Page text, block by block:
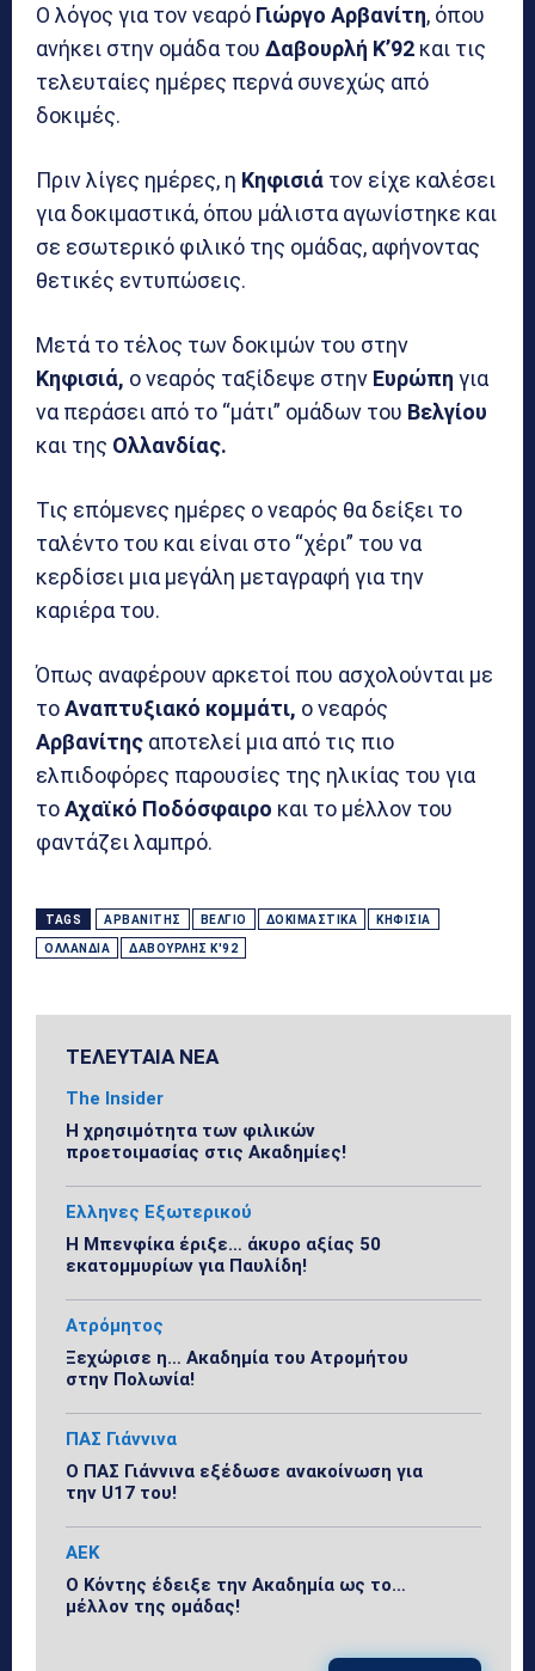
Ο λόγος για τον νεαρό Γιώργο Αρβανίτη, όπου
ανήκει στην ομάδα του Δαβουρλή Κ’92 και τις
τελευταίες ημέρες περνά συνεχώς από
δοκιμές.
Πριν λίγες ημέρες, η Κηφισιά τον είχε καλέσει
για δοκιμαστικά, όπου μάλιστα αγωνίστηκε και
σε εσωτερικό φιλικό της ομάδας, αφήνοντας
θετικές εντυπώσεις.
Μετά το τέλος των δοκιμών του στην
Κηφισιά, ο νεαρός ταξίδεψε στην Ευρώπη για
να περάσει από το “μάτι” ομάδων του Βελγίου
και της Ολλανδίας.
Τις επόμενες ημέρες ο νεαρός θα δείξει το
ταλέντο του και είναι στο “χέρι” του να
κερδίσει μια μεγάλη μεταγραφή για την
καριέρα του.
Όπως αναφέρουν αρκετοί που ασχολούνται με
τοΑναπτυξιακό κομμάτι, ο νεαρός
Αρβανίτης αποτελεί μια από τις πιο
ελπιδοφόρες παρουσίες της ηλικίας του για
τοΑχαϊκό Ποδόσφαιρο και το μέλλον του
φαντάζει λαμπρό.
TAGS ΑΡΒΑΝΊΤΗΣ ΒΈΛΓΙΟ ΔΟΚΙΜΑΣΤΙΚΆ ΚΗΦΙΣΙΆ
ΟΛΛΑΝΔΊΑ ΔΑΒΟΥΡΛΉΣ Κ'92
ΤΕΛΕΥΤΑΙΑ ΝΕΑ
The Insider
Η χρησιμότητα των φιλικών
προετοιμασίας στις Ακαδημίες!
Ελληνες Εξωτερικού
Η Μπενφίκα έριξε… άκυρο αξίας 50
εκατομμυρίων για Παυλίδη!
Ατρόμητος
Ξεχώρισε η… Ακαδημία του Ατρομήτου
στην Πολωνία!
ΠΑΣ Γιάννινα
Ο ΠΑΣ Γιάννινα εξέδωσε ανακοίνωση για
την U17 του!
ΑΕΚ
Ο Κόντης έδειξε την Ακαδημία ως το…
μέλλον της ομάδας!